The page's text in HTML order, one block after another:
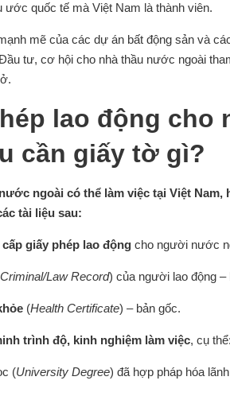
ước quốc tế mà Việt Nam là thành viên.
mẽ của các dự án bất động sản và
tư, cơ hội cho nhà thầu nước ngoài
lao động
cần giấy tờ gì?
ngoài có thể làm việc tại Việt Nam,
tài liệu sau:
giấy phép lao động cho người nước
Criminal/Law Record) của người lao động –
(Health Certificate) – bản gốc.
trình độ, kinh nghiệm làm việc, cụ thể:
(University Degree) đã hợp pháp hóa